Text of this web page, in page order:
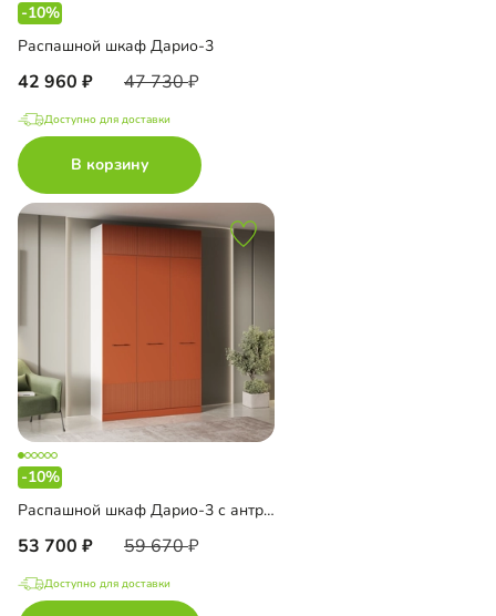
-10%
Распашной шкаф Дарио-3
42 960 47 730
Доступно для доставки
В корзину
-10%
Распашной шкаф Дарио-3 с антресолью
53 700 59 670
Доступно для доставки